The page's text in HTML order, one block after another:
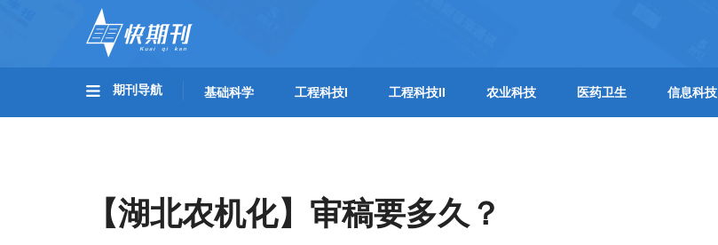
期刊导航 基础科学 工程科技I 工程科技II 农业科技 医药卫生 信息科技
【湖北农机化】审稿要多久？